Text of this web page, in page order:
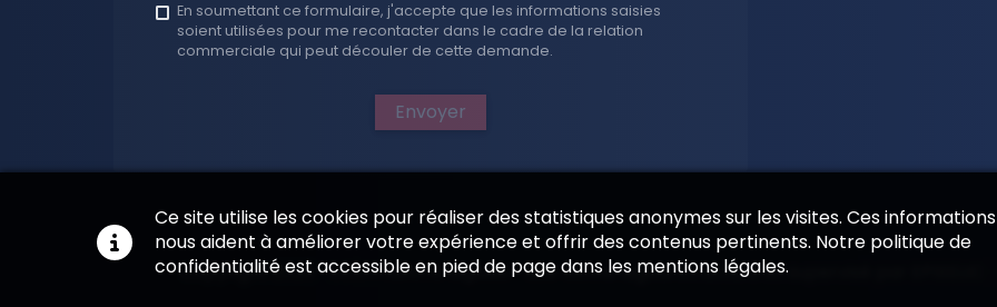
En soumettant ce formulaire, j'accepte que les informations saisies
soient utilisées pour me recontacter dans le cadre de la relation
commerciale qui peut découler de cette demande.
Envoyer
Copyright 2026 —Informations légales —Site vitrine digital structuré et supervisé par
Ce site utilise les cookies pour réaliser des statistiques anonymes sur les visites. Ces informations
nous aident à améliorer votre expérience et offrir des contenus pertinents. Notre politique de
confidentialité est accessible en pied de page dans les mentions légales.